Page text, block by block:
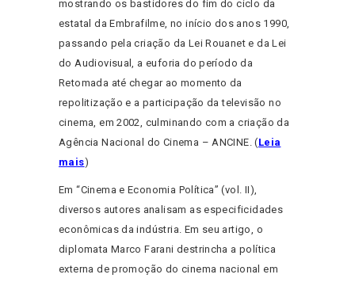
mostrando os bastidores do fim do ciclo da
estatal da Embrafilme, no início dos anos 1990,
passando pela criação da Lei Rouanet e da Lei
do Audiovisual, a euforia do período da
Retomada até chegar ao momento da
repolitização e a participação da televisão no
cinema, em 2002, culminando com a criação da
Agência Nacional do Cinema – ANCINE. (Leia
mais)
Em “Cinema e Economia Política” (vol. II),
diversos autores analisam as especificidades
econômicas da indústria. Em seu artigo, o
diplomata Marco Farani destrincha a política
externa de promoção do cinema nacional em